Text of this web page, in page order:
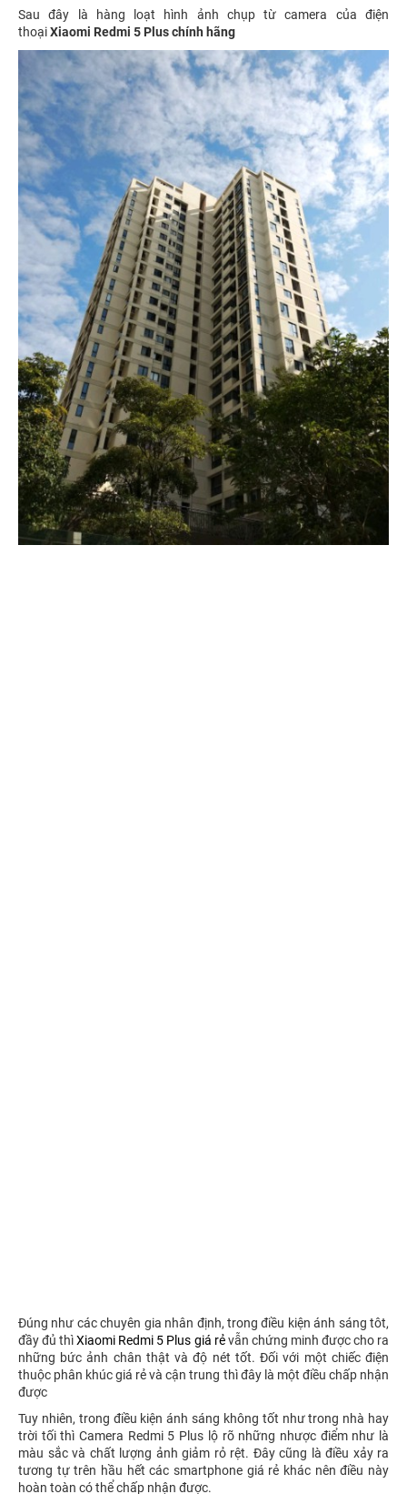
Sau đây là hàng loạt hình ảnh chụp từ camera của điện
thoạiXiaomi Redmi 5 Plus chính hãng
Đúng như các chuyên gia nhân định, trong điều kiện ánh sáng tôt,
đầy đủ thìXiaomi Redmi 5 Plus giá rẻvẫn chứng minh được cho ra
những bức ảnh chân thật và độ nét tốt. Đối với một chiếc điện
thuộc phân khúc giá rẻ và cận trung thì đây là một điều chấp nhận
được
Tuy nhiên, trong điều kiện ánh sáng không tốt như trong nhà hay
trời tối thì Camera Redmi 5 Plus lộ rõ những nhược điểm như là
màu sắc và chất lượng ảnh giảm rỏ rệt. Đây cũng là điều xảy ra
tương tự trên hầu hết các smartphone giá rẻ khác nên điều này
hoàn toàn có thể chấp nhận được.